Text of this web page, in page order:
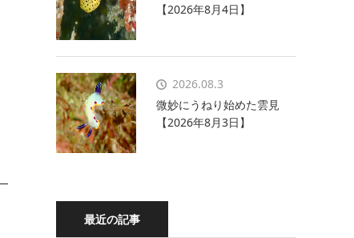
【2026年8月4日】
2026.08.3
微妙にうねり始めた雲見
【2026年8月3日】
最近の記事